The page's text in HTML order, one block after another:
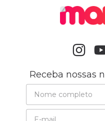
Receba nossas